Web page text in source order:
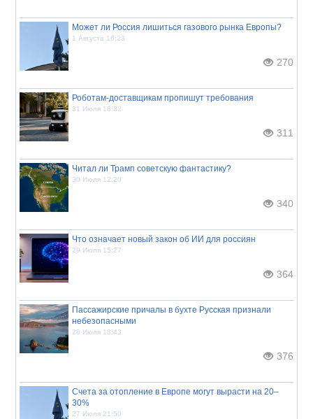
Может ли Россия лишиться газового рынка Европы?
1 Августа 16:23
270
Роботам-доставщикам пропишут требования
31 Июля 18:32
311
Читал ли Трамп советскую фантастику?
30 Июля 12:20
340
Что означает новый закон об ИИ для россиян
29 Июля 15:27
364
Пассажирские причалы в бухте Русская признали
небезопасными
28 Июля 18:43
376
Счета за отопление в Европе могут вырасти на 20–
30%
27 Июля 21:50